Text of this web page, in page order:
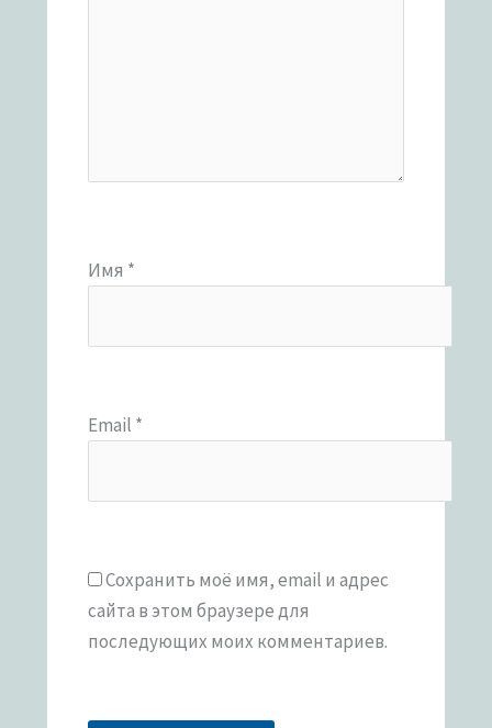
Имя *
Email *
Сохранить моё имя, email и адрес
сайта в этом браузере для
последующих моих комментариев.